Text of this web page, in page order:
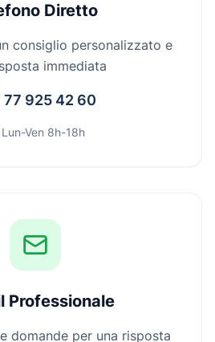
Diretto
consiglio personalizzato e
immediata
77 925 42 60
Lun-Ven 8h-18h
Professionale
domande per una risposta